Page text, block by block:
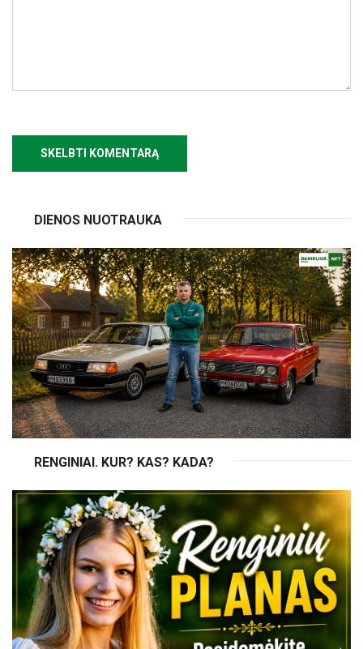
DIENOS NUOTRAUKA
RENGINIAI. KUR? KAS? KADA?